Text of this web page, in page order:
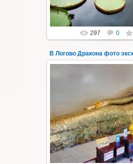
297 0
30.08.2022
"В Логово Дракона"
мистический
Паттайи на целый день
Всего лишь в ...
Thai-Online